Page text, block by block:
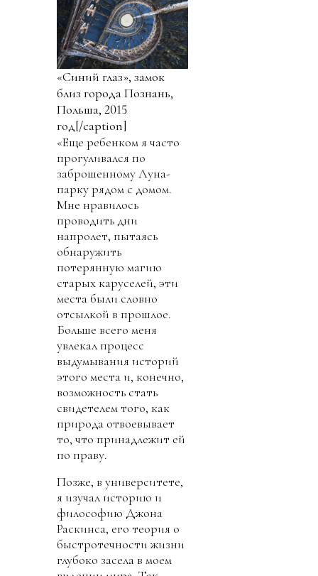
«Синий глаз», замок
близ города Познань,
Польша, 2015
год[/caption]
«Еще ребенком я часто
прогуливался по
заброшенному Луна-
парку рядом с домом.
Мне нравилось
проводить дни
напролет, пытаясь
обнаружить
потерянную магию
старых каруселей, эти
места были словно
отсылкой в прошлое.
Больше всего меня
увлекал процесс
выдумывания историй
этого места и, конечно,
возможность стать
свидетелем того, как
природа отвоевывает
то, что принадлежит ей
по праву.
Позже, в университете,
я изучал историю и
философию Джона
Раскинса, его теория о
быстротечности жизни
глубоко засела в моем